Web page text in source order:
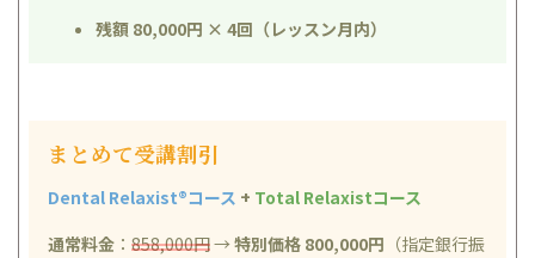
残額 80,000円 × 4回（レッスン月内）
まとめて受講割引
Dental Relaxist®コース + Total Relaxistコース
通常料金 ： 858,000円→特別価格 800,000円 （指定銀行振